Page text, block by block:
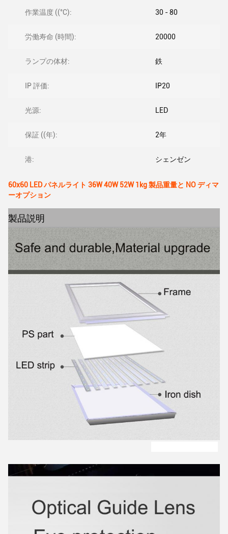
作業温度 ((°C): 30 - 80
労働寿命 (時間): 20000
ランプの体材: 鉄
IP 評価: IP20
光源: LED
保証 ((年): 2年
港: シェンゼン
60x60 LED パネルライト 36W 40W 52W 1kg 製品重量と NO ディマ
ーオプション
製品説明